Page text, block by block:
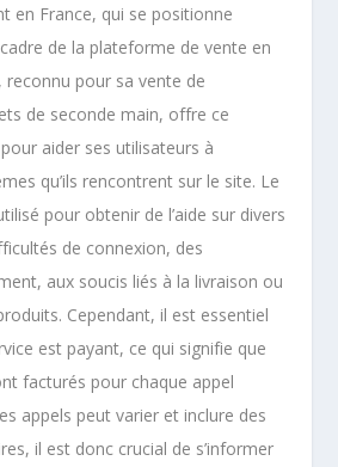
en France, qui se positionne
de la plateforme de vente en
reconnu pour sa vente de
de seconde main, offre ce
aider ses utilisateurs à
qu’ils rencontrent sur le site. Le
pour obtenir de l’aide sur divers
de connexion, des
aux soucis liés à la livraison ou
Cependant, il est essentiel
est payant, ce qui signifie que
facturés pour chaque appel
appels peut varier et inclure des
il est donc crucial de s’informer